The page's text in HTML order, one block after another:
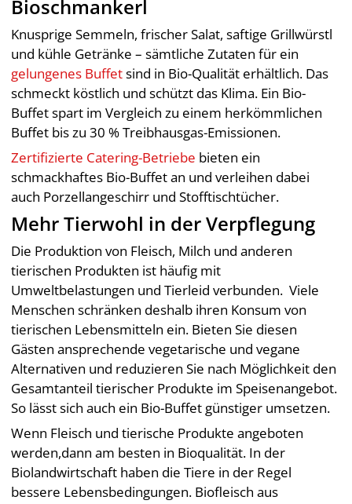
Bioschmankerl
Knusprige Semmeln, frischer Salat, saftige Grillwürstl
und kühle Getränke – sämtliche Zutaten für ein
gelungenes Buffetsind in Bio-Qualität erhältlich. Das
schmeckt köstlich und schützt das Klima. Ein Bio-
Buffet spart im Vergleich zu einem herkömmlichen
Buffet bis zu 30 % Treibhausgas-Emissionen.
Zertifizierte Catering-Betriebe bieten ein
schmackhaftes Bio-Buffet an und verleihen dabei
auch Porzellangeschirr und Stofftischtücher.
Mehr Tierwohl in der Verpflegung
Die Produktion von Fleisch, Milch und anderen
tierischen Produkten ist häufig mit
Umweltbelastungen und Tierleid verbunden. Viele
Menschen schränken deshalb ihren Konsum von
tierischen Lebensmitteln ein. Bieten Sie diesen
Gästen ansprechende vegetarische und vegane
Alternativen und reduzieren Sie nach Möglichkeit den
Gesamtanteil tierischer Produkte im Speisenangebot.
So lässt sich auch ein Bio-Buffet günstiger umsetzen.
Wenn Fleisch und tierische Produkte angeboten
werden,dann am besten in Bioqualität. In der
Biolandwirtschaft haben die Tiere in der Regel
bessere Lebensbedingungen. Biofleisch aus